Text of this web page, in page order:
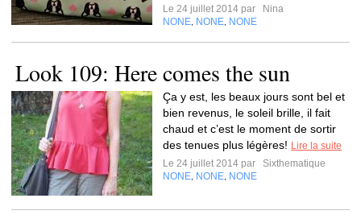
Le 24 juillet 2014 par
Nina
NONE NONE NONE
Look 109: Here comes the sun
Ça y est, les beaux jours sont bel et
bien revenus, le soleil brille, il fait
chaud et c’est le moment de sortir
des tenues plus légères! Lire la suite
Le 24 juillet 2014 par
Sixthematique
NONE NONE NONE